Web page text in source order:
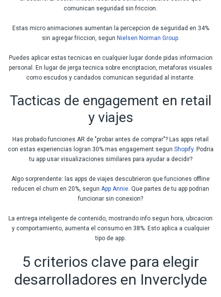
comunican seguridad sin friccion.
Estas micro animaciones aumentan la percepcion de seguridad en 34%
sin agregar friccion, segun Nielsen Norman Group.
Puedes aplicar estas tecnicas en cualquier lugar donde pidas informacion
personal. En lugar de jerga tecnica sobre encriptacion, metaforas visuales
como escudos y candados comunican seguridad al instante.
Tacticas de engagement en retail
y viajes
Has probado funciones AR de "probar antes de comprar"? Las apps retail
con estas experiencias logran 30% mas engagement segun Shopify. Podria
tu app usar visualizaciones similares para ayudar a decidir?
Algo sorprendente: las apps de viajes descubrieron que funciones offline
reducen el churn en 20%, segun App Annie. Que partes de tu app podrian
funcionar sin conexion?
La entrega inteligente de contenido, mostrando info segun hora, ubicacion
y comportamiento, aumenta el consumo en 38%. Esto aplica a cualquier
tipo de app.
5 criterios clave para elegir
desarrolladores en Inverclyde